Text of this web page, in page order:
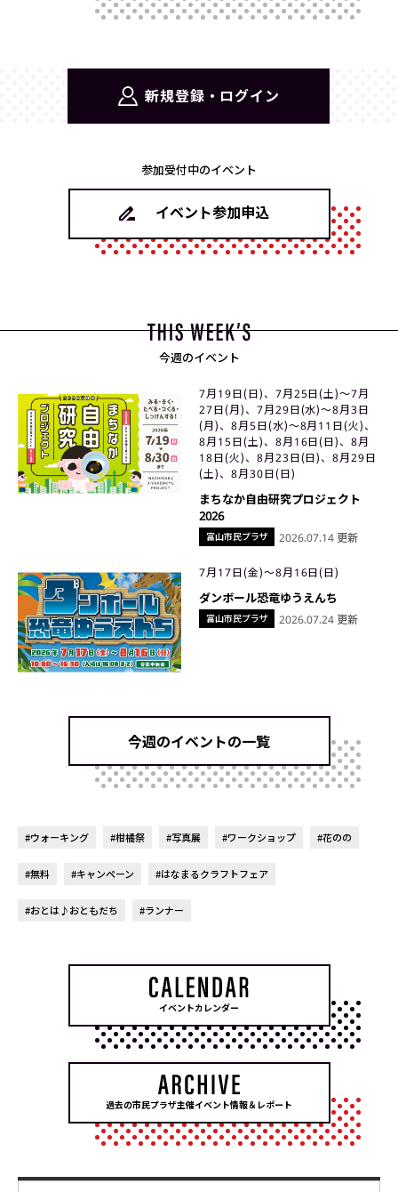
新規登録・ログイン
参加受付中のイベント
イベント参加申込
今週のイベント
富山市民プラザ
7月19日(日)、7月25日(土)〜7月
27日(月)、7月29日(水)〜8月3日
(月)、8月5日(水)〜8月11日(火)、
8月15日(土)、8月16日(日)、8月
18日(火)、8月23日(日)、8月29日
(土)、8月30日(日)
まちなか自由研究プロジェクト
2026
2026.07.14 更新
富山市民プラザ
7月17日(金)〜8月16日(日)
ダンボール恐竜ゆうえんち
2026.07.24 更新
今週のイベントの一覧
#ウォーキング #柑橘祭 #写真展 #ワークショップ #花のの
#無料 #キャンペーン #はなまるクラフトフェア
#おとは♪おともだち #ランナー
イベントカレンダー
過去の市民プラザ主催イベント情報＆レポート